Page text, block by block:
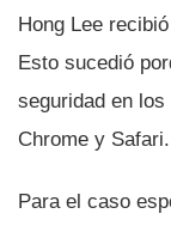
Hong Lee
Esto sucedió
seguridad en
Chrome y Safari.
Para el caso